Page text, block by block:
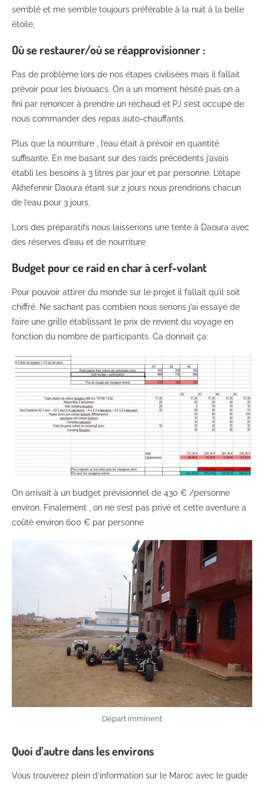
semblé et me semble toujours préférable à la nuit à la belle
étoile,
Où se restaurer/où se réapprovisionner :
Pas de problème lors de nos étapes civilisées mais il fallait
prévoir pour les bivouacs. On a un moment hésité puis on a
fini par renoncer à prendre un réchaud et PJ s’est occupé de
nous commander des repas auto-chauffants.
Plus que la nourriture , l’eau était à prévoir en quantité
suffisante. En me basant sur des raids précédents j’avais
établi les besoins à 3 litres par jour et par personne. L’étape
Akhefennir Daoura étant sur 2 jours nous prendrions chacun
de l’eau pour 3 jours,
Lors des préparatifs nous laisserions une tente à Daoura avec
des réserves d’eau et de nourriture
Budget pour ceraid en char à cerf-volant
Pour pouvoir attirer du monde sur le projet il fallait qu’il soit
chiffré. Ne sachant pas combien nous serions j’ai essayé de
faire une grille établissant le prix de revient du voyage en
fonction du nombre de participants. Ca donnait ça:
On arrivait à un budget prévisionnel de 430 € /personne
environ. Finalement , on ne s’est pas privé et cette aventure a
coûté environ 600 € par personne
Départ imminent
Quoi d’autre dans les environs
Vous trouverez plein d’information sur le Maroc avec le guide